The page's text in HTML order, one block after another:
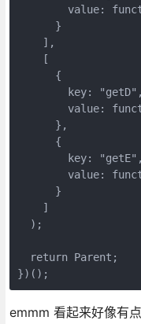
value:
      }
    ],
    [
      {
        key: "getD",
value:
      },
      {
        key: "getE",
value:
      }
    ]
  );
  return Parent;
emmm 看起来好像有